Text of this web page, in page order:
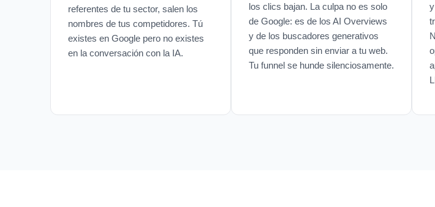
referentes de tu sector, salen los
nombres de tus competidores. Tú
existes en Google pero no existes
en la conversación con la IA.
los clics bajan. La culpa no es solo
de Google: es de los AI Overviews
y de los buscadores generativos
que responden sin enviar a tu web.
Tu funnel se hunde silenciosamente.